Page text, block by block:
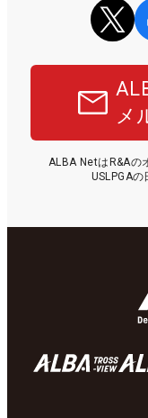
メ
ALBA NetはR&Aの
USLPGA